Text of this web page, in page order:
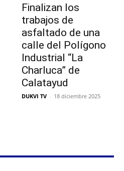
Finalizan los
trabajos de
asfaltado de una
calle del Polígono
Industrial “La
Charluca” de
Calatayud
DUKVI TV - 18 diciembre 2025